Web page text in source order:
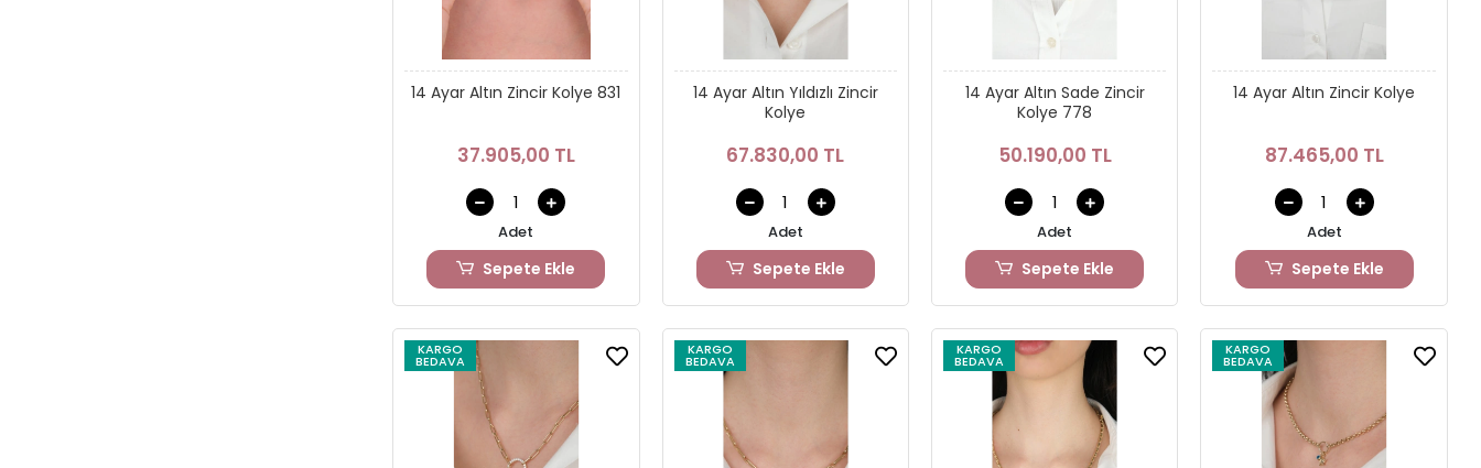
14 Ayar Altın Zincir Kolye 831
37.905,00 TL
Adet
Sepete Ekle
14 Ayar Altın Yıldızlı Zincir
Kolye
67.830,00 TL
Adet
Sepete Ekle
14 Ayar Altın Sade Zincir
Kolye 778
50.190,00 TL
Adet
Sepete Ekle
14 Ayar Altın Zincir Kolye
87.465,00 TL
Adet
Sepete Ekle
KARGO
BEDAVA
KARGO
BEDAVA
KARGO
BEDAVA
KARGO
BEDAVA